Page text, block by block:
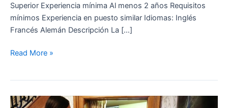
Superior Experiencia mínima Al menos 2 años Requisitos
mínimos Experiencia en puesto similar Idiomas: Inglés
Francés Alemán Descripción La […]
Read More »
Recepcionista